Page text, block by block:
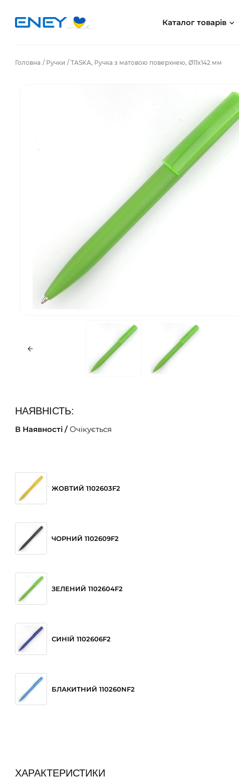
Каталог товарів
Головна Ручки TASKA, Ручка з матовою поверхнею, Ø11x142 мм
НАЯВНІСТЬ:
В Наявності / Очікується
ЖОВТИЙ 1102603F2
ЧОРНИЙ 1102609F2
ЗЕЛЕНИЙ 1102604F2
СИНІЙ 1102606F2
БЛАКИТНИЙ 110260NF2
ХАРАКТЕРИСТИКИ